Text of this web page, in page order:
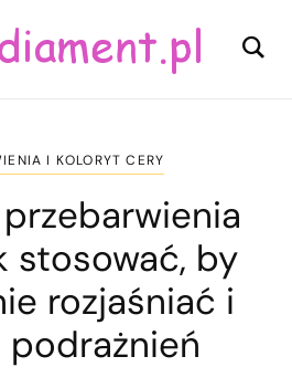
I KOLORYT CERY
stosować, by
rozjaśniać i
podrażnień